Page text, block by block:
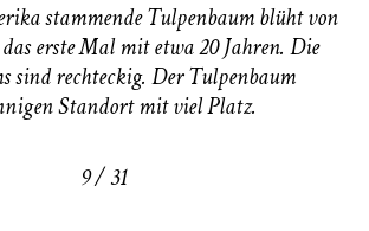
stammende Tulpenbaum blüht von
erste Mal mit etwa 20 Jahren. Die
sind rechteckig. Der Tulpenbaum
Standort mit viel Platz.
9 / 31